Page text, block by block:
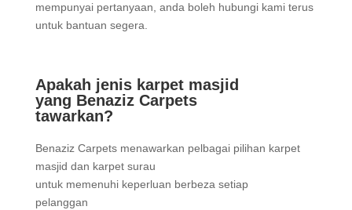
mempunyai pertanyaan, anda boleh hubungi kami terus
untuk bantuan segera.
Apakah jenis karpet masjid
yang Benaziz Carpets
tawarkan?
Benaziz Carpets menawarkan pelbagai pilihan karpet
masjid dan karpet surau
untuk memenuhi keperluan berbeza setiap
pelanggan